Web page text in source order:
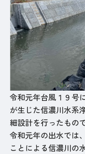
令和元年台風１９号
が生じた信濃川水系
細設計を行ったもの
令和元年の出水では
ことによる信濃川の